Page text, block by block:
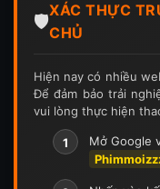
🛡️
XÁC THỰC
CHỦ
Hiện nay có nhiều
Để đảm bảo trải
vui lòng thực hiện
1 Mở Google